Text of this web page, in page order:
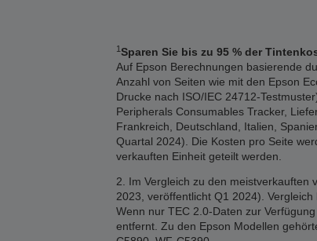
1Sparen Sie bis zu 95 % der
Auf Epson Berechnungen basierende
Anzahl von Seiten wie mit den Epson
Drucke nach ISO/IEC 24712-
Peripherals Consumables Tracker,
Frankreich, Deutschland, Italien,
Quartal 2024). Die Kosten pro Seite
verkauften Einheit geteilt werden.
2. Im Vergleich zu den meistverkauften
2023, veröffentlicht Q1 2024).
Wenn nur TEC 2.0-Daten zur
entfernt. Zu den Epson Modellen